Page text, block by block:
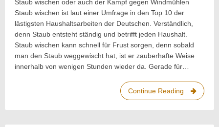
Staub wischen oder auch der Kampf gegen Windmühlen
Staub wischen ist laut einer Umfrage in den Top 10 der
lästigsten Haushaltsarbeiten der Deutschen. Verständlich,
denn Staub entsteht ständig und betrifft jeden Haushalt.
Staub wischen kann schnell für Frust sorgen, denn sobald
man den Staub weggewischt hat, ist er zauberhafte Weise
innerhalb von wenigen Stunden wieder da. Gerade für…
Continue Reading
Staub
wischen